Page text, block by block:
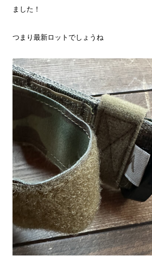
ました！
つまり最新ロットでしょうね